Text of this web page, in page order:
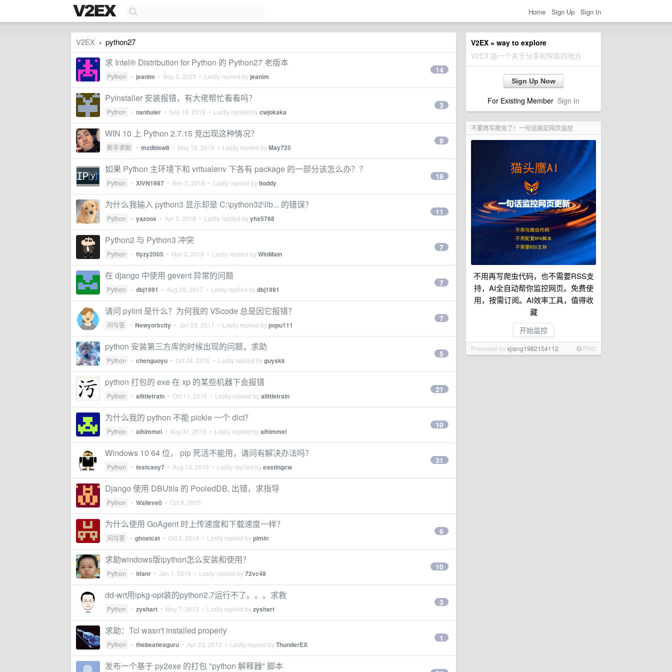
Home Sign Up Sign In
V2EX = way to explore
V2EX 是一个关于分享和探索的地方
Sign Up Now
For Existing Member Sign In
不要再写爬虫了！一句话搞定网页监控
不用再写爬虫代码，也不需要RSS支
持，AI全自动帮你监控网页。免费使
用，按需订阅。AI效率工具，值得收
藏
开始监控
Promoted byxjiang1982154112 PRO
V2EX › python27
求 Intel® Distribution for Python 的 Python27 老版本
Python • jeanim • Sep 3, 2023 • Lastly replied by jeanim
14
Pyinstaller 安装报错，有大佬帮忙看看吗？
Python • nanhuier • Sep 18, 2019 • Lastly replied bycwjokaka
3
WIN 10 上 Python 2.7.15 竞出现这种情况？
新手求助 • mzdblsw8 • May 15, 2019 • Lastly replied byMay725
9
如果 Python 主环境下和 vritualenv 下各有 package 的一部分该怎么办？？
Python • XIVN1987 • Nov 2, 2018 • Lastly replied byltoddy
18
为什么我输入 python3 显示却是 C:\python32\lib... 的错误？
Python • yazoox • Apr 5, 2018 • Lastly replied byyhx5768
11
Python2 与 Python3 冲突
Python • flyzy2005 • Mar 3, 2018 • Lastly replied byWinMain
7
在 django 中使用 gevent 异常的问题
Python • dbj1991 • Aug 29, 2017 • Lastly replied bydbj1991
7
请问 pylint 是什么？为何我的 VScode 总是因它报错？
问与答 • Newyorkcity • Jan 23, 2017 • Lastly replied bypopu111
7
python 安装第三方库的时候出现的问题，求助
Python • chenguoyu • Oct 24, 2016 • Lastly replied byguyskk
5
python 打包的 exe 在 xp 的某些机器下会报错
Python • alittletrain • Oct 11, 2016 • Lastly replied byalittletrain
21
为什么我的 python 不能 pickle 一个 dict？
Python • aihimmel • Aug 31, 2016 • Lastly replied byaihimmel
10
Windows 10 64 位， pip 死活不能用，请问有解决办法吗？
Python • testcaoy7 • Aug 13, 2018 • Lastly replied byeastingcw
31
Django 使用 DBUtils 的 PooledDB, 出错，求指导
Python • Walleve0 • Oct 9, 2015
为什么使用 GoAgent 时上传速度和下载速度一样？
问与答 • ghostcat • Oct 2, 2014 • Lastly replied bypimin
6
求助windows版ipython怎么安装和使用？
Python • itfanr • Jan 1, 2016 • Lastly replied by72vc48
10
dd-wrt用ipkg-opt装的python2.7运行不了。。。求救
Python • zyshart • May 7, 2013 • Lastly replied byzyshart
3
求助：Tcl wasn't installed properly
Python • thebeatlesguru • Apr 23, 2013 • Lastly replied byThunderEX
1
发布一个基于 py2exe 的打包 "python 解释器" 脚本